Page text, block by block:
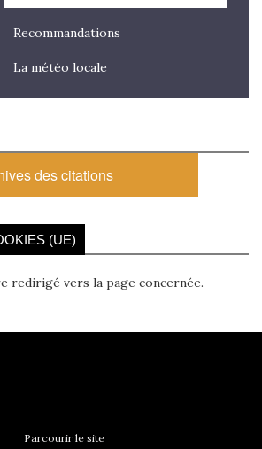
Recommandations
La météo locale
des citations
(UE)
redirigé vers la page concernée.
Parcourir le site